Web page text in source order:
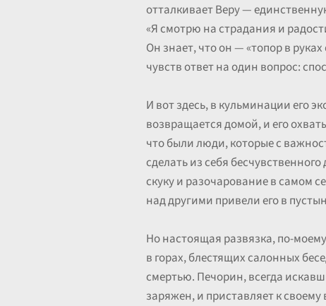
отталкивает Веру —
«Я смотрю на страдания и
Он знает, что он — «топор в
чувств ответ на один вопрос:
И вот здесь, в кульминации его
возвращается домой, и его
что были люди, которые с
сделать из себя
скуку и разочарование в самом
над другими привели его в
Но настоящая развязка, по-
в горах, блестящих салонных
смертью. Печорин, всегда
заряжен, и приставляет к